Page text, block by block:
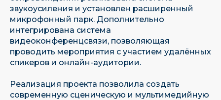
звукоусиления и установлен расширенный
микрофонный парк. Дополнительно
интегрирована система
видеоконференцсвязи, позволяющая
проводить мероприятия с участием удалённых
спикеров и онлайн-аудитории.
Реализация проекта позволила создать
современную сценическую и мультимедийную